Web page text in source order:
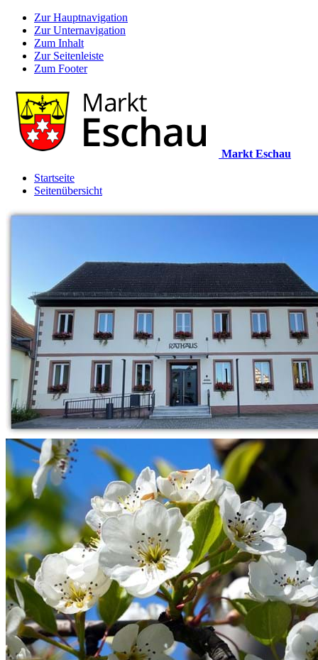
Zur Hauptnavigation
Zur Unternavigation
Zum Inhalt
Zur Seitenleiste
Zum Footer
Markt Eschau
Startseite
Seitenübersicht